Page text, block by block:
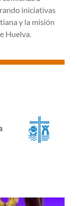
iniciativas
y la misión
Huelva.